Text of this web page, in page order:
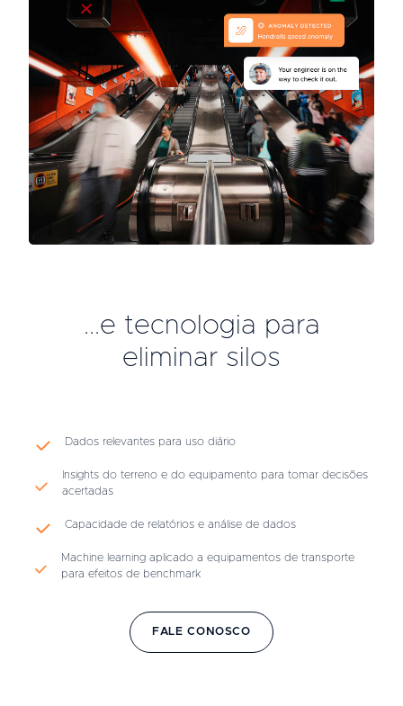
...e tecnologia para
eliminar silos
Dados relevantes para uso diário
Insights do terreno e do equipamento para tomar decisões
acertadas
Capacidade de relatórios e análise de dados
Machine learning aplicado a equipamentos de transporte
para efeitos de benchmark
FALE CONOSCO